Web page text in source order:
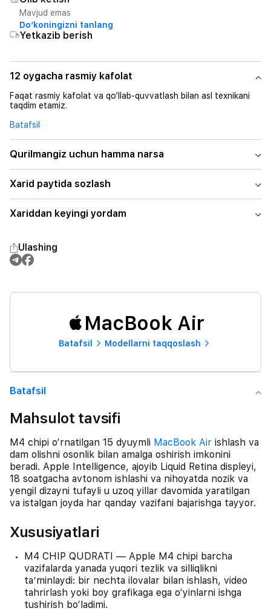
Mavjud emas
Do‘koningizni tanlang
Yetkazib berish
12 oygacha rasmiy kafolat
Faqat rasmiy kafolat va qo‘llab-quvvatlash bilan asl texnikani
taqdim etamiz.
Batafsil
Qurilmangiz uchun hamma narsa
Xarid paytida sozlash
Xariddan keyingi yordam
Ulashing
MacBook Air
Batafsil Modellarni taqqoslash
Batafsil
Mahsulot tavsifi
M4 chipi o‘rnatilgan 15 dyuymli MacBook Air ishlash va
dam olishni osonlik bilan amalga oshirish imkonini
beradi. Apple Intelligence, ajoyib Liquid Retina displeyi,
18 soatgacha avtonom ishlashi va nihoyatda nozik va
yengil dizayni tufayli u uzoq yillar davomida yaratilgan
va istalgan joyda har qanday vazifani bajarishga tayyor.
Xususiyatlari
M4 CHIP QUDRATI — Apple M4 chipi barcha
vazifalarda yanada yuqori tezlik va silliqlikni
taʼminlaydi: bir nechta ilovalar bilan ishlash, video
tahrirlash yoki boy grafikaga ega o‘yinlarni ishga
tushirish bo‘ladimi.